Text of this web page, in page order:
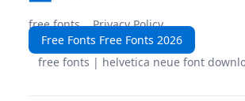
free fonts
Privacy Policy
Free Fonts Free Fonts 2026
free fonts | helvetica neue font